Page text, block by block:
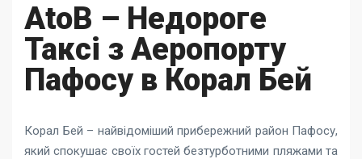
AtoB – Недороге
Таксі з Аеропорту
Пафосу в Корал Бей
Корал Бей – найвідоміший прибережний район Пафосу,
який спокушає своїх гостей безтурботними пляжами та